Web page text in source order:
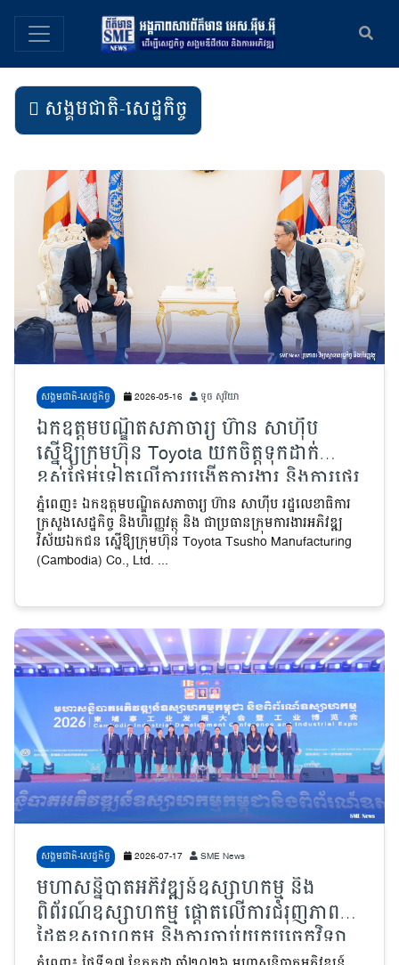
សង្គមជាតិ-សេដ្ឋកិច្ច
សង្គមជាតិ-សេដ្ឋកិច្ច 2026-05-16 ទូច សូរិយា
ឯកឧត្តមបណ្ឌិតសភាចារ្យ ហ៊ាន សាហ៊ីប
ស្នើឱ្យក្រុមហ៊ុន Toyota យកចិត្តទុកដាក់
ខ្ពស់ថែមទៀតលើការបង្កើតការងារ និងការផ្ទេរ
បច្ចេកវិទ្យា
ភ្នំពេញ៖ ឯកឧត្តមបណ្ឌិតសភាចារ្យ ហ៊ាន សាហ៊ីប រដ្ឋលេខាធិការ
ក្រសួងសេដ្ឋកិច្ច និងហិរញ្ញវត្ថុ និង ជាប្រធានក្រុមការងារអភិវឌ្ឍ
វិស័យឯកជន ស្នើឱ្យក្រុមហ៊ុន Toyota Tsusho Manufacturing
(Cambodia) Co., Ltd. ...
សង្គមជាតិ-សេដ្ឋកិច្ច 2026-07-17 SME News
មហាសន្និបាតអភិវឌ្ឍន៍ឧស្សាហកម្ម និង
ពិព័រណ៍ឧស្សាហកម្ម ផ្តោតលើការជំរុញភាពជា
ដៃគូឧស្សាហកម្ម និងការចាប់យកបច្ចេកវិទ្យា